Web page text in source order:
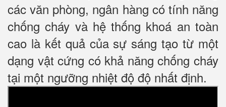
các văn phòng, ngân hàng có tính năng
chống cháy và hệ thống khoá an toàn
cao là kết quả của sự sáng tạo từ một
dạng vật cứng có khả năng chống cháy
tại một ngưỡng nhiệt độ độ nhất định.